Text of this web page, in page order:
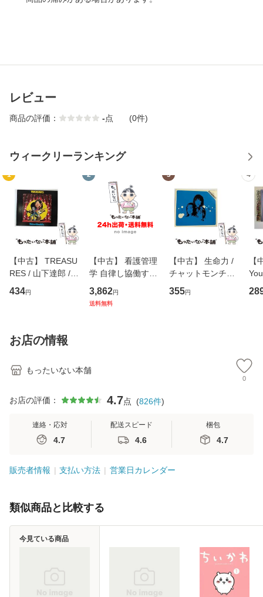
レビュー
商品の評価： -点 (0件)
ウィークリーランキング
1
【中古】 TREASU
RES / 山下達郎 /
イーストウエス
ト・ジャパン [CD]
434円
2
【中古】 看護管理
学 自律し協働する
専門職の看護マネ
ジメントスキル 改
3,862円
送料無料
3
【中古】 生命力 /
チャットモンチー /
キューンレコード
[CD]【メール便送
355円
4
【
のが
お店の情報
もったいない本舗
0
お店の評価： 4.7点 (826件)
連絡・応対
4.7
配送スピード
4.6
梱包
4.7
販売者情報 支払い方法 営業日カレンダー
類似商品と比較する
今見ている商品